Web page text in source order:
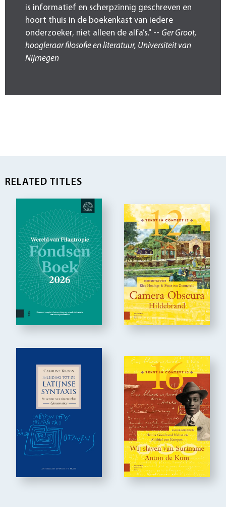
is informatief en scherpzinnig geschreven en
hoort thuis in de boekenkast van iedere
onderzoeker, niet alleen de alfa’s." -- Ger Groot,
hoogleraar filosofie en literatuur, Universiteit van
Nijmegen
RELATED TITLES